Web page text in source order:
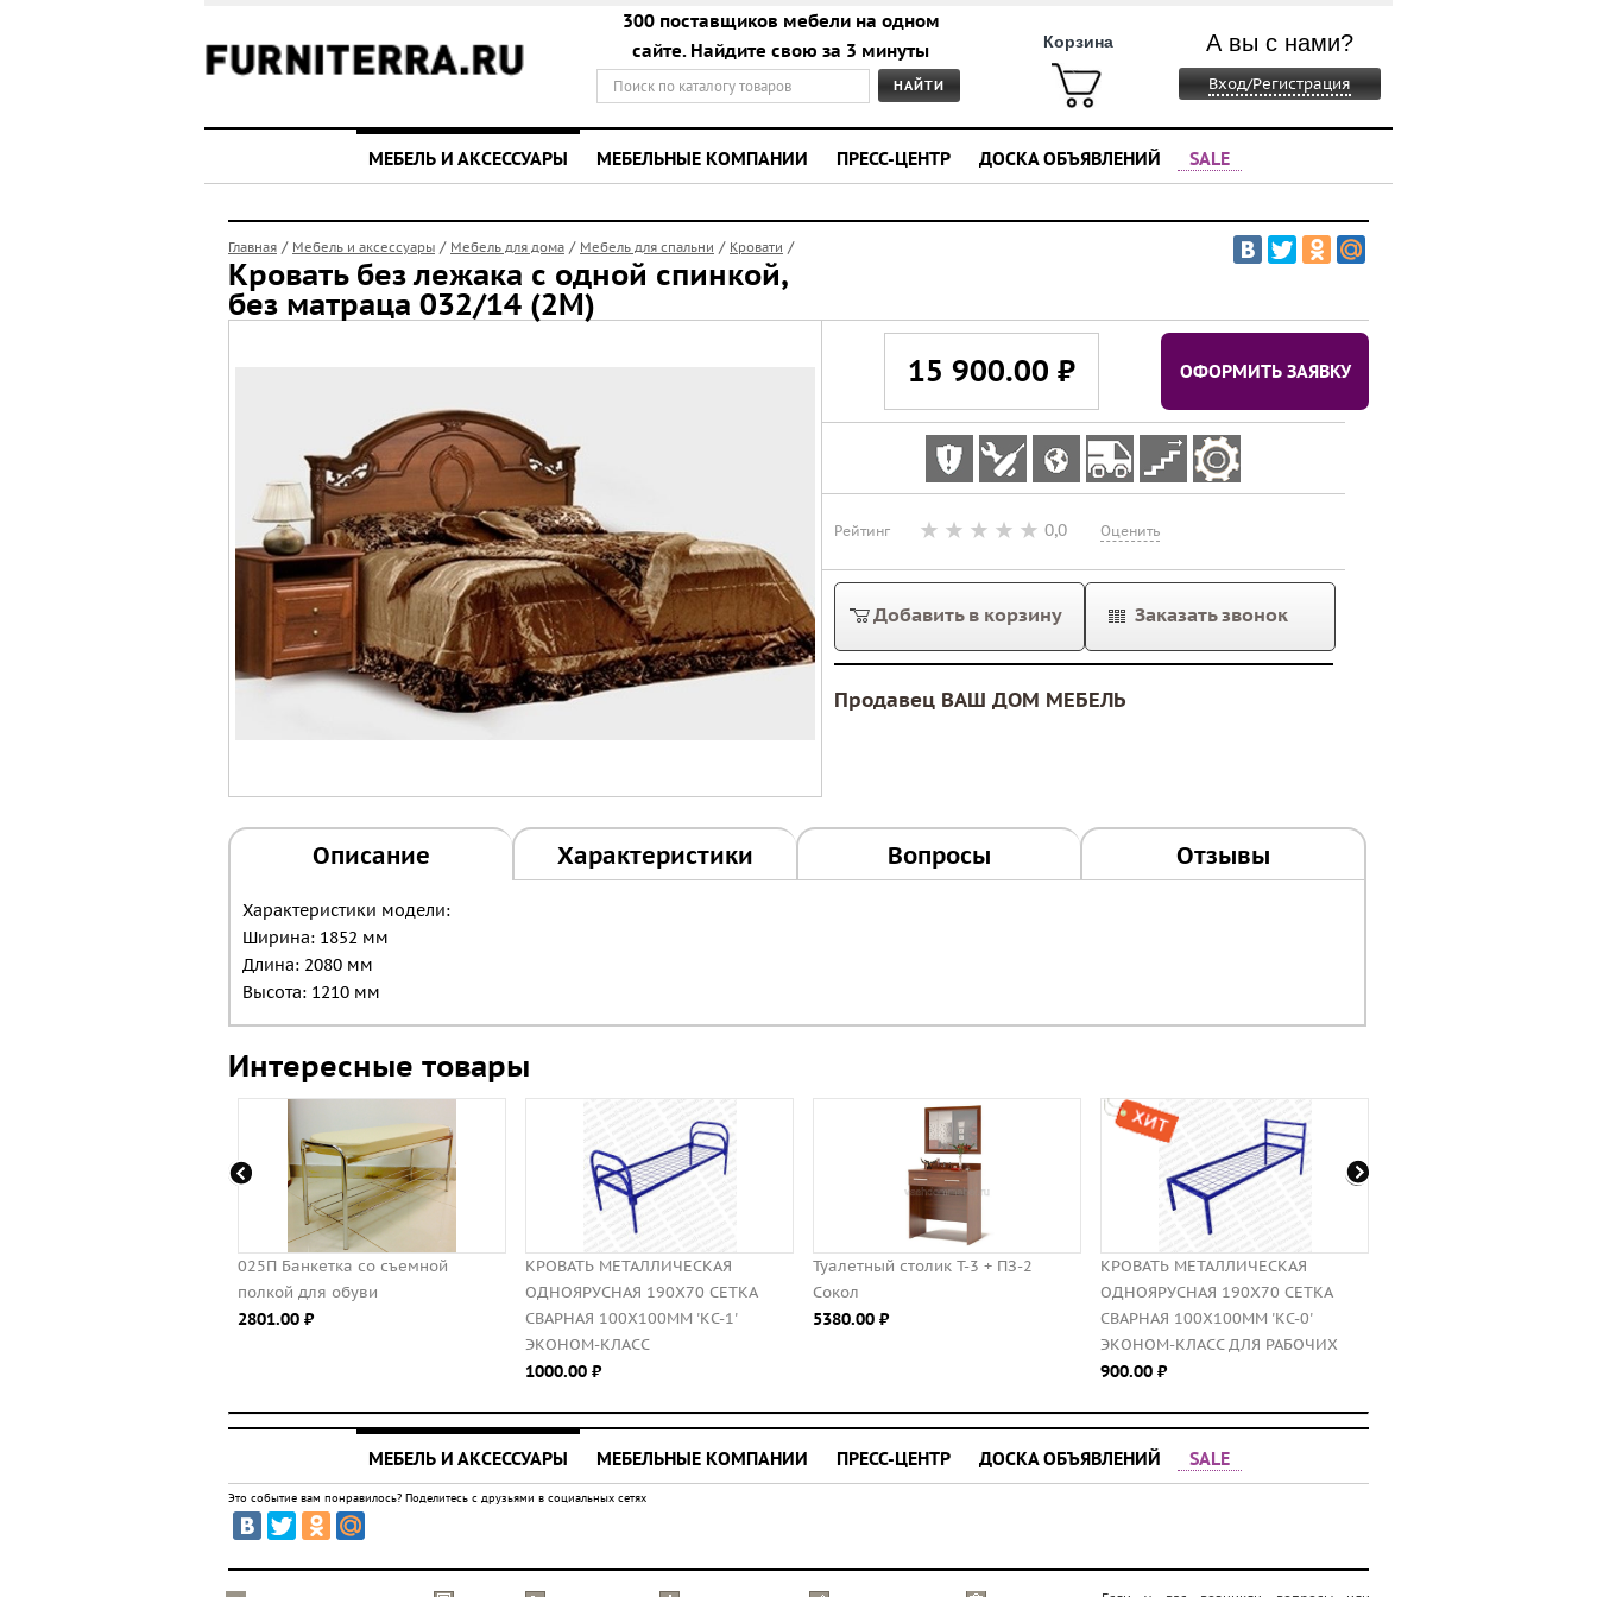
300 поставщиков мебели на одном
сайте. Найдите свою за 3 минуты
Корзина А вы с нами?
Вход/Регистрация
МЕБЕЛЬ И АКСЕССУАРЫ МЕБЕЛЬНЫЕ КОМПАНИИ ПРЕСС-ЦЕНТР ДОСКА ОБЪЯВЛЕНИЙ SALE
Главная / Мебель и аксессуары / Мебель для дома / Мебель для спальни / Кровати /
Кровать без лежака с одной спинкой,
без матраца 032/14 (2М)
15 900.00 ⃏
ОФОРМИТЬ ЗАЯВКУ
Рейтинг 0,0 Оценить
Добавить в корзину Заказать звонок
Продавец ВАШ ДОМ МЕБЕЛЬ
Описание Характеристики Вопросы Отзывы
Характеристики модели:
Ширина: 1852 мм
Длина: 2080 мм
Высота: 1210 мм
Интересные товары
025П Банкетка со съемной
полкой для обуви
2801.00 ⃏
КРОВАТЬ МЕТАЛЛИЧЕСКАЯ
ОДНОЯРУСНАЯ 190Х70 СЕТКА
СВАРНАЯ 100Х100ММ 'КС-1'
ЭКОНОМ-КЛАСС
1000.00 ⃏
Туалетный столик Т-3 + ПЗ-2
Сокол
5380.00 ⃏
КРОВАТЬ МЕТАЛЛИЧЕСКАЯ
ОДНОЯРУСНАЯ 190X70 СЕТКА
СВАРНАЯ 100X100ММ 'КС-0'
ЭКОНОМ-КЛАСС ДЛЯ РАБОЧИХ
900.00 ⃏
МЕБЕЛЬ И АКСЕССУАРЫ МЕБЕЛЬНЫЕ КОМПАНИИ ПРЕСС-ЦЕНТР ДОСКА ОБЪЯВЛЕНИЙ SALE
Это событие вам понравилось? Поделитесь с друзьями в социальных сетях